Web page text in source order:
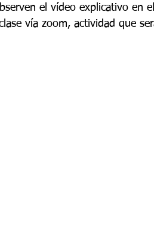
Transición-2020
el vídeo explicativo en
vía zoom, actividad que